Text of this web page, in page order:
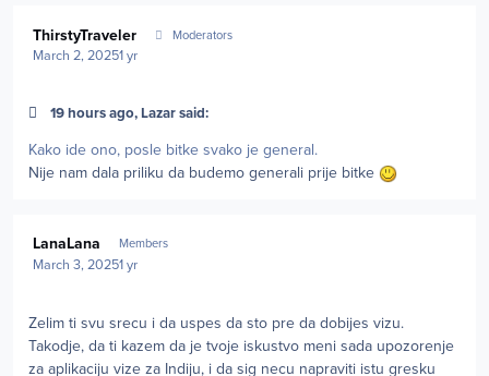
ThirstyTraveler Moderators
March 2, 20251 yr
19 hours ago, Lazar said:
Kako ide ono, posle bitke svako je general.
Nije nam dala priliku da budemo generali prije bitke
LanaLana Members
March 3, 20251 yr
Zelim ti svu srecu i da uspes da sto pre da dobijes vizu.
Takodje, da ti kazem da je tvoje iskustvo meni sada upozorenje
za aplikaciju vize za Indiju, i da sig necu napraviti istu gresku